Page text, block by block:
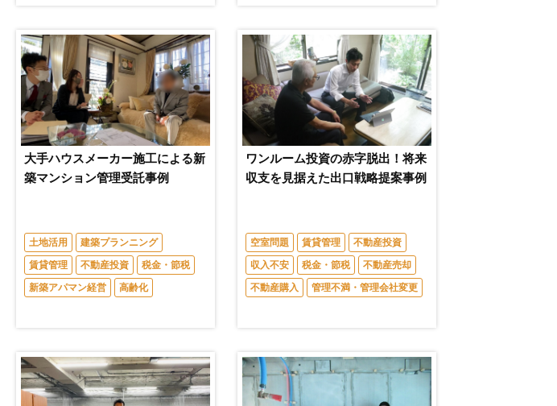
大手ハウスメーカー施工による新
築マンション管理受託事例
土地活用
建築プランニング
賃貸管理
不動産投資
税金・節税
新築アパマン経営
高齢化
ワンルーム投資の赤字脱出！将来
収支を見据えた出口戦略提案事例
空室問題 賃貸管理
不動産投資
収入不安
税金・節税
不動産売却
不動産購入
管理不満・管理会社変更